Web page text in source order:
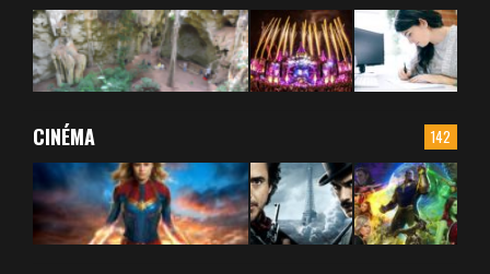
142
CINÉMA